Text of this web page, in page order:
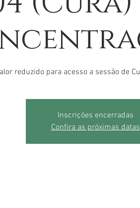
reduzido para acesso a sessão de
Inscrições encerradas
Confira as próximas datas